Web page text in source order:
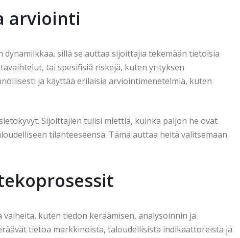
arviointi
sillä se auttaa sijoittajia tekemään tietoisia
tai spesifisiä riskejä, kuten yrityksen
ja käyttää erilaisia arviointimenetelmiä, kuten
Sijoittajien tulisi miettiä, kuinka paljon he ovat
tilanteeseensa. Tämä auttaa heitä valitsemaan
kuten tiedon keräämisen, analysoinnin ja
tietoa markkinoista, taloudellisista indikaattoreista ja